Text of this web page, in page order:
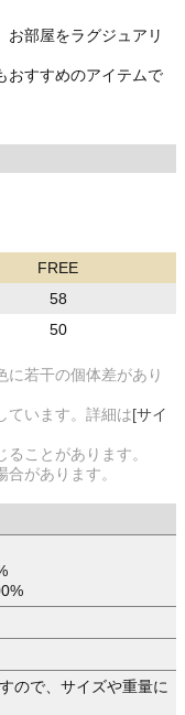
お部屋をラグジュアリ
おすすめのアイテムで
FREE
58
50
若干の個体差があり
ています。詳細は[サイ
ことがあります。
があります。
ので、サイズや重量に